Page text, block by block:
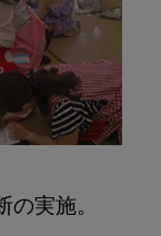
実施。